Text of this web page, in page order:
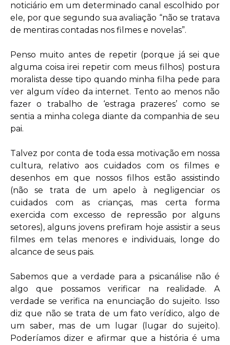
noticiário em um determinado canal escolhido por
ele, por que segundo sua avaliação “não se tratava
de mentiras contadas nos filmes e novelas”.
Penso muito antes de repetir (porque já sei que
alguma coisa irei repetir com meus filhos) postura
moralista desse tipo quando minha filha pede para
ver algum vídeo da internet. Tento ao menos não
fazer o trabalho de ‘estraga prazeres’ como se
sentia a minha colega diante da companhia de seu
pai.
Talvez por conta de toda essa motivação em nossa
cultura, relativo aos cuidados com os filmes e
desenhos em que nossos filhos estão assistindo
(não se trata de um apelo à negligenciar os
cuidados com as crianças, mas certa forma
exercida com excesso de repressão por alguns
setores), alguns jovens prefiram hoje assistir a seus
filmes em telas menores e individuais, longe do
alcance de seus pais.
Sabemos que a verdade para a psicanálise não é
algo que possamos verificar na realidade. A
verdade se verifica na enunciação do sujeito. Isso
diz que não se trata de um fato verídico, algo de
um saber, mas de um lugar (lugar do sujeito).
Poderíamos dizer e afirmar que a história é uma